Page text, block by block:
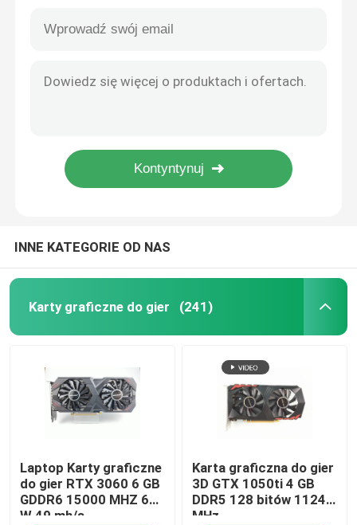
Karty graficzne do gier
Górnicza karta graficzna
Pamięć RAM laptopa
Karta graficzna z wieloma wyświetlaczami
Karta graficzna MXM
Pamięć RAM do komputerów stacjonarnych
INNE KATEGORIE OD NAS
Karty graficzne do gier (241)
Laptop Karty graficzne
do gier RTX 3060 6 GB
GDDR6 15000 MHZ 60
W 49 mh/s
Karta graficzna do gier
3D GTX 1050ti 4 GB
DDR5 128 bitów 1124
MHz